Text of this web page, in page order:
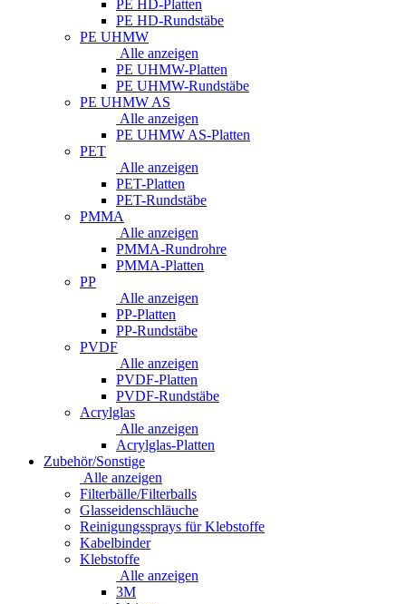
PE HD-Platten
PE HD-Rundstäbe
PE UHMW
Alle anzeigen
PE UHMW-Platten
PE UHMW-Rundstäbe
PE UHMW AS
Alle anzeigen
PE UHMW AS-Platten
PET
Alle anzeigen
PET-Platten
PET-Rundstäbe
PMMA
Alle anzeigen
PMMA-Rundrohre
PMMA-Platten
PP
Alle anzeigen
PP-Platten
PP-Rundstäbe
PVDF
Alle anzeigen
PVDF-Platten
PVDF-Rundstäbe
Acrylglas
Alle anzeigen
Acrylglas-Platten
Zubehör/Sonstige
Alle anzeigen
Filterbälle/Filterballs
Glasseidenschläuche
Reinigungssprays für Klebstoffe
Kabelbinder
Klebstoffe
Alle anzeigen
3M